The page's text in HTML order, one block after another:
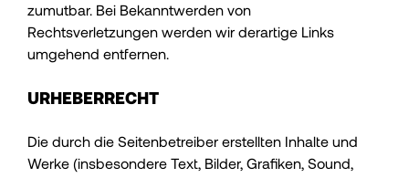
zumutbar. Bei Bekanntwerden von
Rechtsverletzungen werden wir derartige Links
umgehend entfernen.
URHEBERRECHT
Die durch die Seitenbetreiber erstellten Inhalte und
Werke (insbesondere Text, Bilder, Grafiken, Sound,